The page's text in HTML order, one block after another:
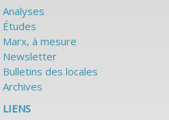
Analyses
Études
Marx, à mesure
Newsletter
Bulletins des locales
Archives
LIENS